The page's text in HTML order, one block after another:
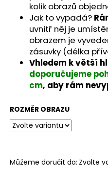
kolik obrazů
Jak to vypadá?
uvnitř něj je
obrazem je
zásuvky (délka
Vhledem k větší
doporučujeme
cm, aby rám
ROZMĚR OBRAZU
Můžeme doručit do: Zvolte
e
m
e